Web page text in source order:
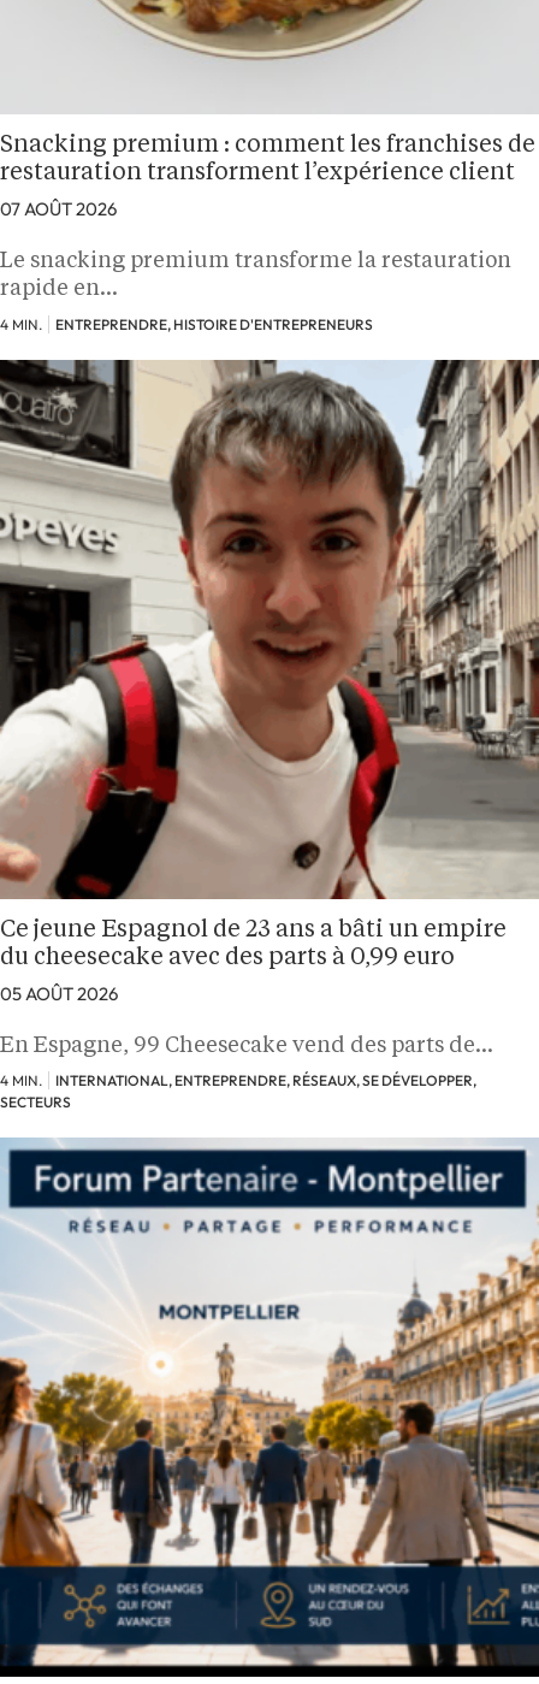
Snacking premium : comment les franchises de
restauration transforment l’expérience client
07 AOÛT 2026
Le snacking premium transforme la restauration
rapide en…
4 MIN. ENTREPRENDRE, HISTOIRE D'ENTREPRENEURS
Ce jeune Espagnol de 23 ans a bâti un empire
du cheesecake avec des parts à 0,99 euro
05 AOÛT 2026
En Espagne, 99 Cheesecake vend des parts de…
4 MIN.
INTERNATIONAL, ENTREPRENDRE, RÉSEAUX, SE DÉVELOPPER,
SECTEURS